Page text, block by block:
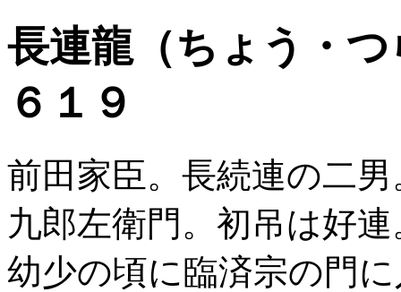
長連龍（ちょう・
６１９
前田家臣。長続連の二
九郎左衛門。初吊は好連
幼少の頃に臨済宗の門